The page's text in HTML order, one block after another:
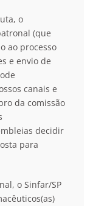
o
(que
ao processo
e envio de
canais e
da comissão
decidir
para
o Sinfar/SP